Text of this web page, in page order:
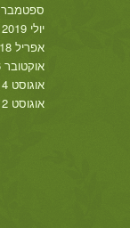
ספטמבר 2023
יולי 2019
אפריל 2018
אוקטובר 2016
אוגוסט 2014
אוגוסט 2012